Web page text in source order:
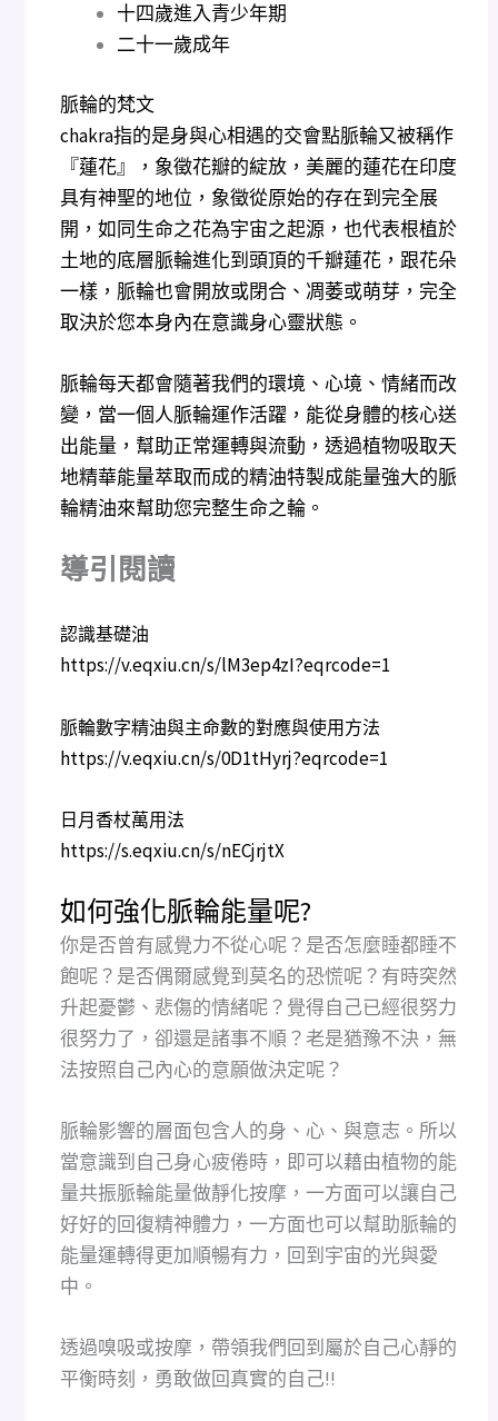
十四歲進入青少年期
二十一歲成年
​脈輪的梵文
chakra指的是身與心相遇的交會點脈輪又被稱作
『蓮花』，象徵花瓣的綻放， 美麗的蓮花在印度
具有神聖的地位， 象徵從原始的存在到完全展
開， 如同生命之花為宇宙之起源， 也代表根植於
土地的底層脈輪進化到頭頂的千瓣蓮花， 跟花朵
一樣，脈輪也會開放或閉合、凋萎或萌芽， 完全
取決於您本身內在意識身心靈狀態。
脈輪每天都會隨著我們的環境、心境、情緒而改
變， 當一個人脈輪運作活躍， 能從身體的核心送
出能量， 幫助正常運轉與流動， 透過植物吸取天
地精華能量萃取而成的精油特製成能量強大的脈
輪精油來幫助您完整生命之輪。
導引閱讀
認識基礎油
https://v.eqxiu.cn/s/lM3ep4zI?eqrcode=1
脈輪數字精油與主命數的對應與使用方法
https://v.eqxiu.cn/s/0D1tHyrj?eqrcode=1
日月香杖萬用法
https://s.eqxiu.cn/s/nECjrjtX
如何強化脈輪能量呢?
你是否曾有感覺力不從心呢？是否怎麼睡都睡不
飽呢？是否偶爾感覺到莫名的恐慌呢？有時突然
升起憂鬱、悲傷的情緒呢？覺得自己已經很努力
很努力了，卻還是諸事不順？老是猶豫不決，無
法按照自己內心的意願做決定呢？
脈輪影響的層面包含人的身、心、與意志。所以
當意識到自己身心疲倦時，即可以藉由植物的能
量共振脈輪能量做靜化按摩，一方面可以讓自己
好好的回復精神體力，一方面也可以幫助脈輪的
能量運轉得更加順暢有力，回到宇宙的光與愛
中。
透過嗅吸或按摩，帶領我們回到屬於自己心靜的
平衡時刻，勇敢做回真實的自己!!